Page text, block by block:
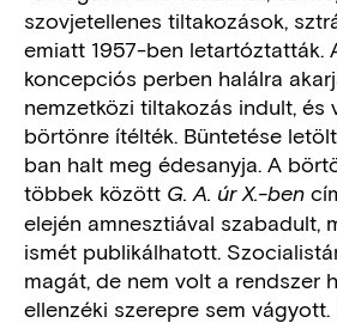
szovjetellenes tiltakozások,
emiatt 1957-ben letartóztatták.
koncepciós perben halálra
nemzetközi tiltakozás indult, és
börtönre ítélték. Büntetése
ban halt meg édesanyja. A
többek között G. A. úr X.-ben
elején amnesztiával szabadult,
ismét publikálhatott.
magát, de nem volt a rendszer
ellenzéki szerepre sem